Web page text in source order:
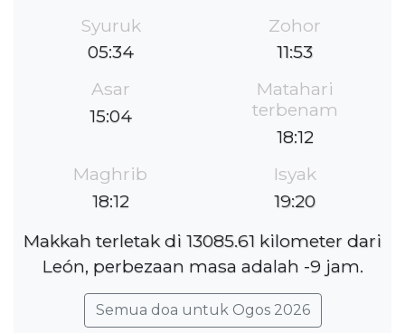
Syuruk
05:34
Zohor
11:53
Asar
15:04
Matahari
terbenam
18:12
Maghrib
18:12
Isyak
19:20
Makkah terletak di 13085.61 kilometer dari
León, perbezaan masa adalah -9 jam.
Semua doa untuk Ogos 2026